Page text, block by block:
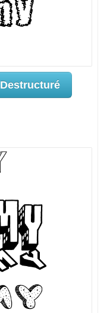
Destructuré